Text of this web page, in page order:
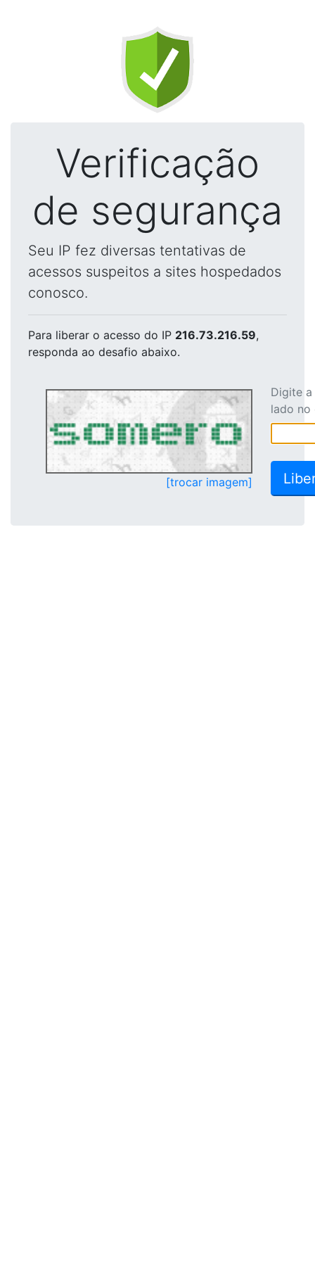
Verificação
de segurança
Seu IP fez diversas tentativas de
acessos suspeitos a sites hospedados
conosco.
Para liberar o acesso do IP 216.73.216.59,
responda ao desafio abaixo.
[trocar imagem]
Digite
lado no